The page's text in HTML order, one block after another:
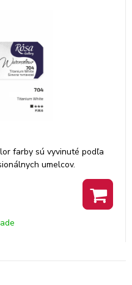
farby sú vyvinuté podľa
umelcov.
arabskej gumy a
jemne
dokonalú priľnavosť a
poskytujú nespočetné